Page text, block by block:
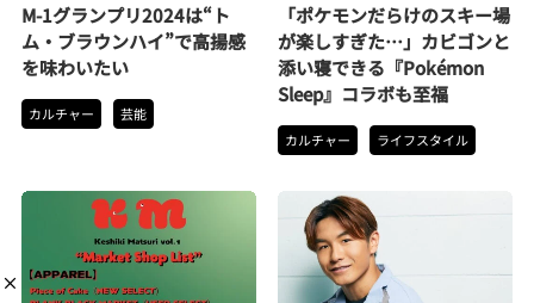
M-1グランプリ2024は“ト
ム・ブラウンハイ”で高揚感
を味わいたい
カルチャー 芸能
「ポケモンだらけのスキー場
が楽しすぎた…」カビゴンと
添い寝できる『Pokémon
Sleep』コラボも至福
カルチャー ライフスタイル